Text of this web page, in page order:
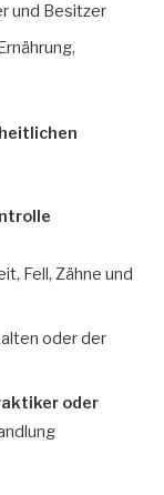
und Besitzer
Fell, Zähne und
oder der
oder